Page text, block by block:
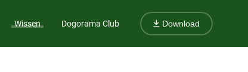
Wissen Dogorama Club Download